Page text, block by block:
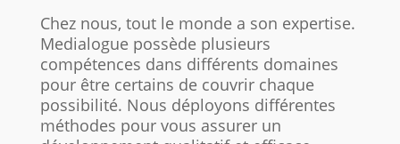
Chez nous, tout le monde a son expertise.
Medialogue possède plusieurs
compétences dans différents domaines
pour être certains de couvrir chaque
possibilité. Nous déployons différentes
méthodes pour vous assurer un